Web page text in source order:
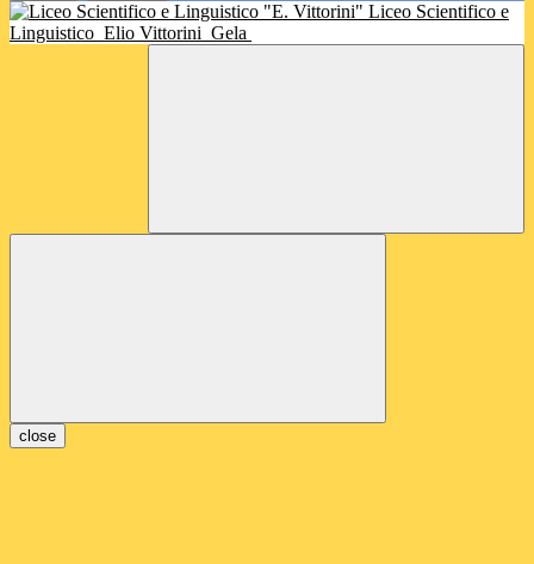
Liceo Scientifico e
Linguistico Elio Vittorini Gela
close